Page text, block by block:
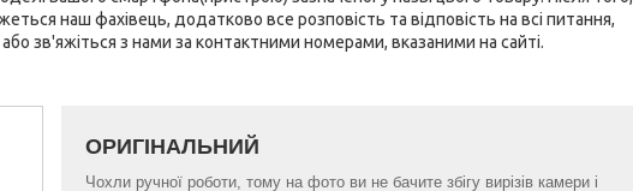
наш фахівець, додатково все розповість та відповість на всі питання,
зв'яжіться з нами за контактними номерами, вказаними на сайті.
ОРИГІНАЛЬНИЙ
Чохли ручної роботи, тому на фото ви не бачите збігу вирізів камери і